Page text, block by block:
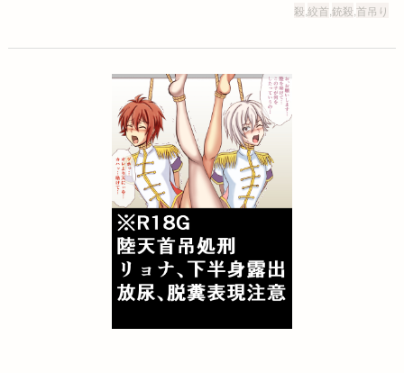
殺 ,絞首 ,銃殺 ,首吊り